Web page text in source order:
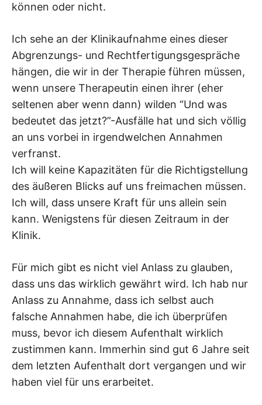
können oder nicht.
Ich sehe an der Klinikaufnahme eines dieser
Abgrenzungs- und Rechtfertigungsgespräche
hängen, die wir in der Therapie führen müssen,
wenn unsere Therapeutin einen ihrer (eher
seltenen aber wenn dann) wilden “Und was
bedeutet das jetzt?”-Ausfälle hat und sich völlig
an uns vorbei in irgendwelchen Annahmen
verfranst.
Ich will keine Kapazitäten für die Richtigstellung
des äußeren Blicks auf uns freimachen müssen.
Ich will, dass unsere Kraft für uns allein sein
kann. Wenigstens für diesen Zeitraum in der
Klinik.
Für mich gibt es nicht viel Anlass zu glauben,
dass uns das wirklich gewährt wird. Ich hab nur
Anlass zu Annahme, dass ich selbst auch
falsche Annahmen habe, die ich überprüfen
muss, bevor ich diesem Aufenthalt wirklich
zustimmen kann. Immerhin sind gut 6 Jahre seit
dem letzten Aufenthalt dort vergangen und wir
haben viel für uns erarbeitet.